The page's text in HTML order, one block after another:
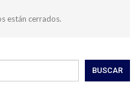
están cerrados.
BUSCAR